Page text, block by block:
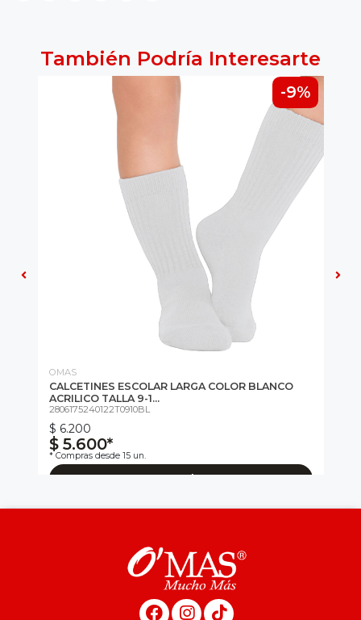
También Podría Interesarte
-9%
OMAS
CALCETINES ESCOLAR LARGA COLOR BLANCO
ACRILICO TALLA 9-1...
2806175240122T0910BL
$ 6.200
$ 5.600*
* Compras desde 15 un.
Agregar al carro